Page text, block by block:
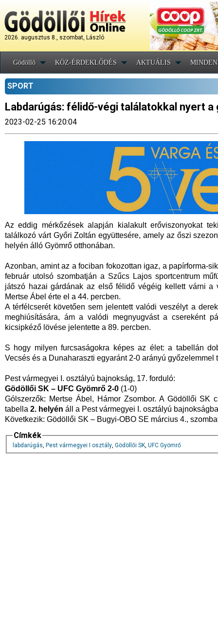
2026. augusztus 8., szombat, László
Gödöllő KÖZ-ÉRDEKLŐDÉS AKTUÁLIS
SPORT
Labdarúgás: félidő-végi találatokkal nyert
2023-02-25 16:20:04
Az eddig mérkőzések alapján kialakult erőviszonyokat
találkozó várt Győri Zoltán együttesére, amely az őszi
helyén álló Gyömrő otthonában.
Azonban, amint az a fociban fokozottan igaz, a papírforma-
február utolsó szombatján a Szűcs Lajos sportcentrum
játszó hazai gárdának az első félidő végéig kellett várni a
Mertse Ábel érte el a 44. percben.
A térfélcserét követően sem jelentett valódi veszélyt a
meghiúsítására, ám a valódi megnyugvást a csereként
kicsipkéző lövése jelentette a 89. percben.
S hogy milyen furcsaságokra képes az élet: a tabellán
Vecsés és a Dunaharaszti egyaránt 2-0 arányú győzelemmel
Pest vármegyei I. osztályú
Gödöllői SK – UFC Gyömrő 2-0 (1-0)
Gólszerzők: Mertse Ábel, Hámor Zsombor. A Gödöllői SK
tabella 2. helyén áll a Pest vármegyei I. osztályú
Következik: Gödöllői SK – Bugyi-OBO SE március 4.,
Címkék
labdarúgás, Pest vármegyei I osztály, Gödöllői SK, UFC Gyömrő